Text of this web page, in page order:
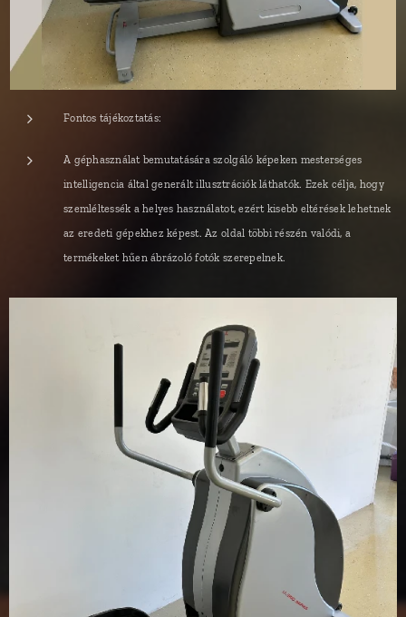
Fontos tájékoztatás:
A géphasználat bemutatására szolgáló képeken mesterséges
intelligencia által generált illusztrációk láthatók. Ezek célja, hogy
szemléltessék a helyes használatot, ezért kisebb eltérések lehetnek
az eredeti gépekhez képest. Az oldal többi részén valódi, a
termékeket hűen ábrázoló fotók szerepelnek.